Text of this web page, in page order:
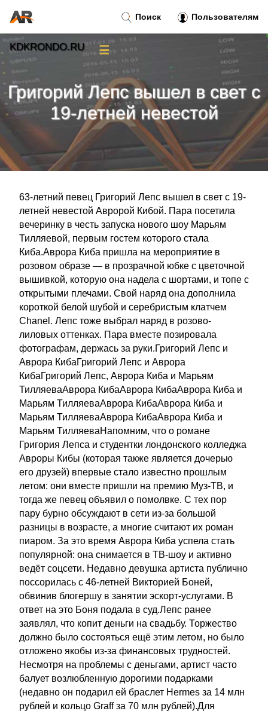
Григорий Лепс вышел в свет с
19-летней невестой
63-летний певец Григорий Лепс вышел в свет с 19-
летней невестой Авророй Кибой. Пара посетила
вечеринку в честь запуска нового шоу Марьям
Тилляевой, первым гостем которого стала
Киба.Аврора Киба пришла на мероприятие в
розовом образе — в прозрачной юбке с цветочной
вышивкой, которую она надела с шортами, и топе с
открытыми плечами. Свой наряд она дополнила
короткой белой шубой и серебристым клатчем
Chanel. Лепс тоже выбрал наряд в розово-
лиловых оттенках. Пара вместе позировала
фотографам, держась за руки.Григорий Лепс и
Аврора КибаГригорий Лепс и Аврора
КибаГригорий Лепс, Аврора Киба и Марьям
ТилляеваАврора КибаАврора КибаАврора Киба и
Марьям ТилляеваАврора КибаАврора Киба и
Марьям ТилляеваАврора КибаАврора Киба и
Марьям ТилляеваНапомним, что о романе
Григория Лепса и студентки лондонского колледжа
Авроры Кибы (которая также является дочерью
его друзей) впервые стало известно прошлым
летом: они вместе пришли на премию Муз-ТВ, и
тогда же певец объявил о помолвке. С тех пор
пару бурно обсуждают в сети из-за большой
разницы в возрасте, а многие считают их роман
пиаром. За это время Аврора Киба успела стать
популярной: она снимается в ТВ-шоу и активно
ведёт соцсети. Недавно девушка артиста публично
поссорилась с 46-летней Викторией Боней,
обвинив блогершу в занятии эскорт-услугами. В
ответ на это Боня подала в суд.Лепс ранее
заявлял, что копит деньги на свадьбу. Торжество
должно было состояться ещё этим летом, но было
отложено якобы из-за финансовых трудностей.
Несмотря на проблемы с деньгами, артист часто
балует возлюбленную дорогими подарками
(недавно он подарил ей браслет Hermes за 14 млн
рублей и кольцо Graff за 70 млн рублей).Для
Поиск Пользователям
KDKRONDO.RU ☰
Тренды новостей »
Правила»
Контакт»